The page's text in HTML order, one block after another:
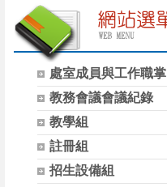
處室成員與工作職掌
教務會議會議紀錄
教學組
註冊組
招生設備組